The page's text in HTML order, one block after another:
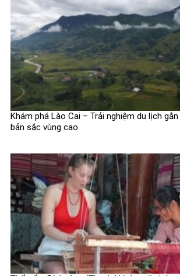
Khám phá Lào Cai – Trải nghiệm du lịch
bản sắc vùng cao